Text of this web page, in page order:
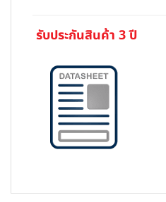
รับประกันสินค้า 3 ปี